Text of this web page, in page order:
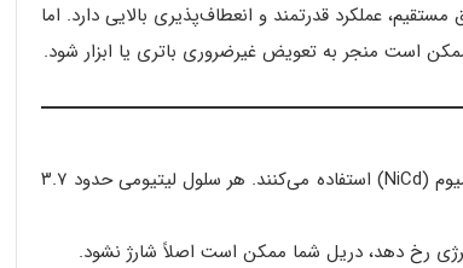
عملکرد قدرتمند و انعطاف‌پذیری بالایی دارد. اما
است منجر به تعویض غیرضروری باتری یا ابزار شود.
باتری دریل شارژی مثل قلب تپنده دستگاه عمل می‌کند. در مدل‌های مدرن، باتری‌ها از نوع لیتیوم یونی (Li-ion) هستند و مدل‌های قدیمی‌تر از نیکل کادمیوم (NiCd) استفاده می‌کنند. هر سلول لیتیومی حدود ۳.۷
انرژی رخ دهد، دریل شما ممکن است اصلاً شارژ نشود.